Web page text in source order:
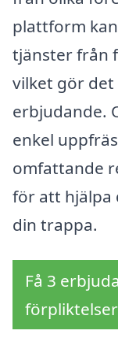
plattform
tjänster från
vilket gör
erbjudande.
enkel
omfattande
för att
din trappa.
Få 3
förpliktelser